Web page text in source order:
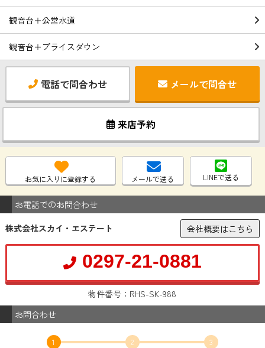
観音台＋公営水道
観音台＋プライスダウン
電話で問合わせ メールで問合せ
来店予約
お気に入りに登録する メールで送る LINEで送る
お電話でのお問合わせ
株式会社スカイ・エステート
会社概要はこちら
0297-21-0881
物件番号：RHS-SK-988
お問合わせ
1
2
3